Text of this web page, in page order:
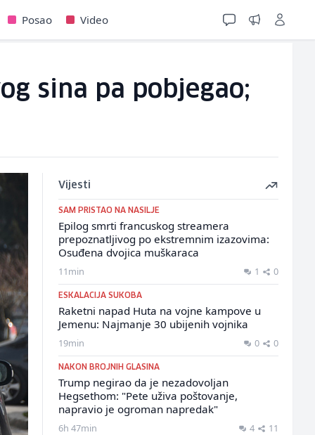
Posao Video
sina pa pobjegao;
Vijesti
SAM PRISTAO NA NASILJE
Epilog smrti francuskog streamera
prepoznatljivog po ekstremnim izazovima:
Osuđena dvojica muškaraca
11min 1 0
ESKALACIJA SUKOBA
Raketni napad Huta na vojne kampove u
Jemenu: Najmanje 30 ubijenih vojnika
19min 0 0
NAKON BROJNIH GLASINA
Trump negirao da je nezadovoljan
Hegsethom: "Pete uživa poštovanje,
napravio je ogroman napredak"
6h 47min 4 11